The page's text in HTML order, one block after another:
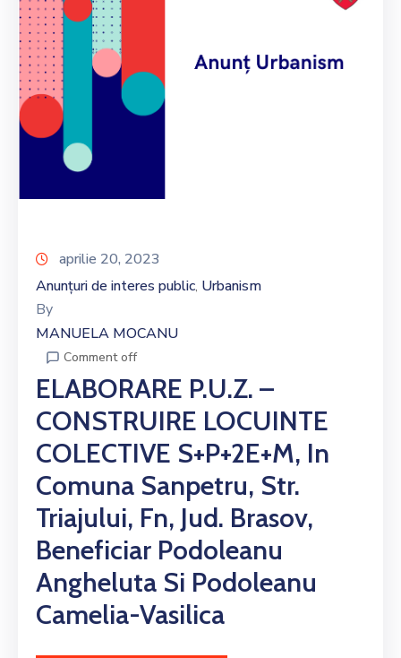
aprilie 20, 2023
Anunțuri de interes public‚ Urbanism
By
MANUELA MOCANU
Comment off
ELABORARE P.U.Z. –
CONSTRUIRE LOCUINTE
COLECTIVE S+P+2E+M, In
Comuna Sanpetru, Str.
Triajului, Fn, Jud. Brasov,
Beneficiar Podoleanu
Angheluta Si Podoleanu
Camelia-Vasilica